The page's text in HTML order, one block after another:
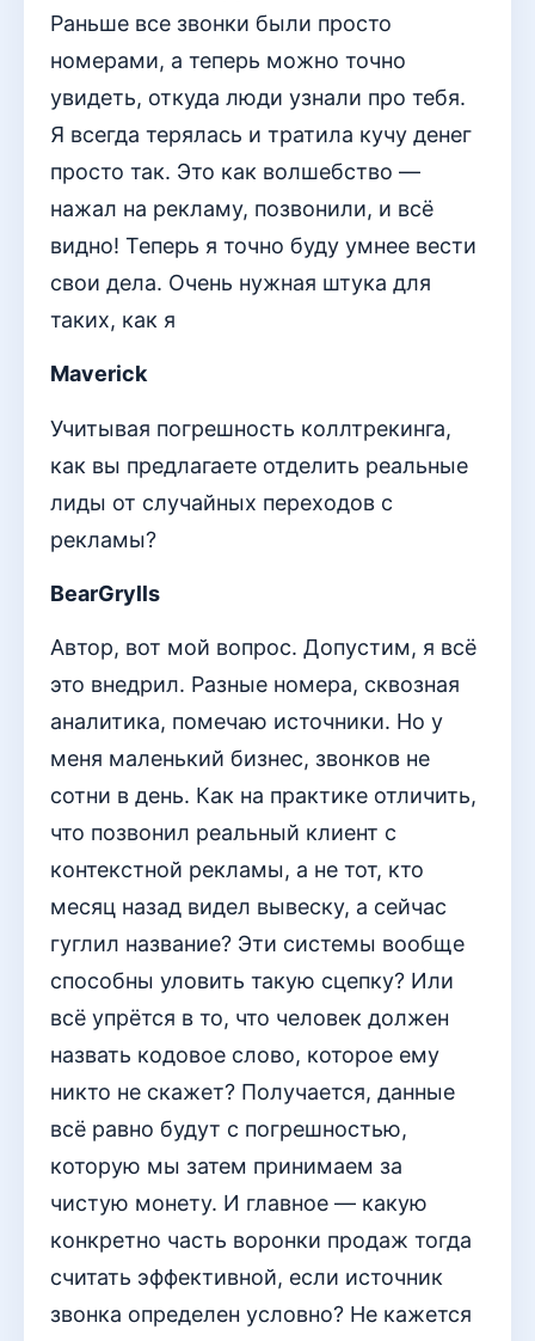
Раньше все звонки были просто
номерами, а теперь можно точно
увидеть, откуда люди узнали про тебя.
Я всегда терялась и тратила кучу денег
просто так. Это как волшебство —
нажал на рекламу, позвонили, и всё
видно! Теперь я точно буду умнее вести
свои дела. Очень нужная штука для
таких, как я
Maverick
Учитывая погрешность коллтрекинга,
как вы предлагаете отделить реальные
лиды от случайных переходов с
рекламы?
BearGrylls
Автор, вот мой вопрос. Допустим, я всё
это внедрил. Разные номера, сквозная
аналитика, помечаю источники. Но у
меня маленький бизнес, звонков не
сотни в день. Как на практике отличить,
что позвонил реальный клиент с
контекстной рекламы, а не тот, кто
месяц назад видел вывеску, а сейчас
гуглил название? Эти системы вообще
способны уловить такую сцепку? Или
всё упрётся в то, что человек должен
назвать кодовое слово, которое ему
никто не скажет? Получается, данные
всё равно будут с погрешностью,
которую мы затем принимаем за
чистую монету. И главное — какую
конкретно часть воронки продаж тогда
считать эффективной, если источник
звонка определен условно? Не кажется